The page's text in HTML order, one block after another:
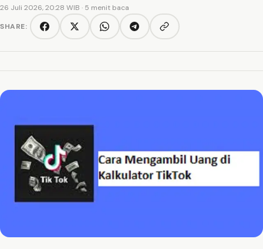
26 Juli 2026, 20:28 WIB · 5 menit baca
SHARE:
FacebookTwitter/XWhatsAppTelegramCopy link